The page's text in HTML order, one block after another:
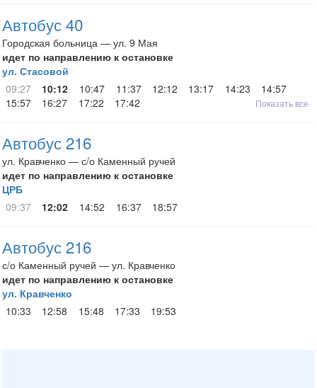
Автобус 40
Городская больница — ул. 9 Мая
идет по направлению к остановке
ул. Стасовой
09:27
10:12 10:47 11:37 12:12 13:17 14:23
14:57
15:57
16:27 17:22 17:42 Показать все
Автобус 216
ул. Кравченко — с/о Каменный ручей
идет по направлению к остановке
ЦРБ
09:37
12:02 14:52 16:37 18:57
Автобус 216
с/о Каменный ручей — ул. Кравченко
идет по направлению к остановке
ул. Кравченко
10:33
12:58 15:48 17:33 19:53